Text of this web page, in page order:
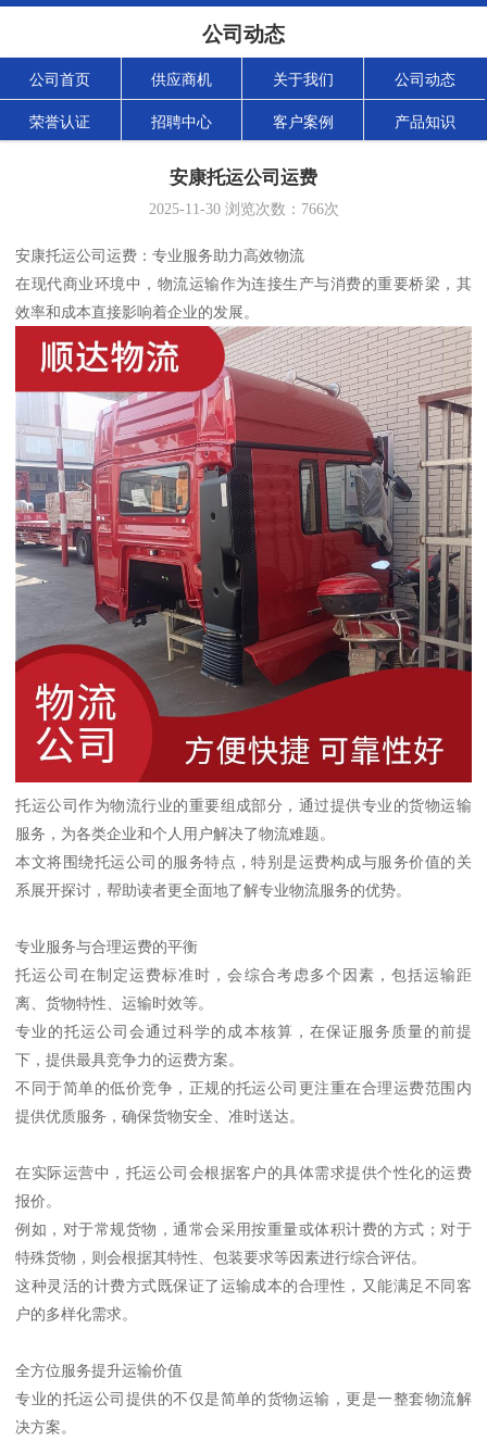
公司动态
公司首页 供应商机 关于我们 公司动态
荣誉认证 招聘中心 客户案例 产品知识
安康托运公司运费
2025-11-30浏览次数： 766次
安康托运公司运费：专业服务助力高效物流
在现代商业环境中，物流运输作为连接生产与消费的重要桥梁，其
效率和成本直接影响着企业的发展。
托运公司作为物流行业的重要组成部分，通过提供专业的货物运输
服务，为各类企业和个人用户解决了物流难题。
本文将围绕托运公司的服务特点，特别是运费构成与服务价值的关
系展开探讨，帮助读者更全面地了解专业物流服务的优势。
专业服务与合理运费的平衡
托运公司在制定运费标准时，会综合考虑多个因素，包括运输距
离、货物特性、运输时效等。
专业的托运公司会通过科学的成本核算，在保证服务质量的前提
下，提供最具竞争力的运费方案。
不同于简单的低价竞争，正规的托运公司更注重在合理运费范围内
提供优质服务，确保货物安全、准时送达。
在实际运营中，托运公司会根据客户的具体需求提供个性化的运费
报价。
例如，对于常规货物，通常会采用按重量或体积计费的方式；对于
特殊货物，则会根据其特性、包装要求等因素进行综合评估。
这种灵活的计费方式既保证了运输成本的合理性，又能满足不同客
户的多样化需求。
全方位服务提升运输价值
专业的托运公司提供的不仅是简单的货物运输，更是一整套物流解
决方案。